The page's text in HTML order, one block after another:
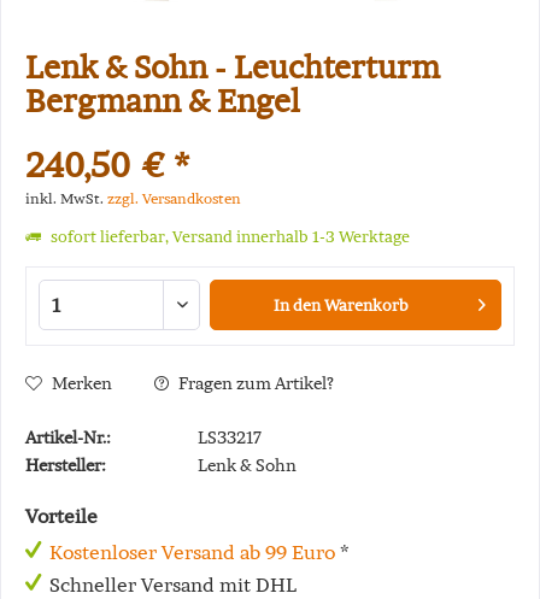
Lenk & Sohn - Leuchterturm
Bergmann & Engel
240,50 € *
inkl. MwSt. zzgl. Versandkosten
sofort lieferbar, Versand innerhalb 1-3 Werktage
In denWarenkorb
Merken Fragen zum Artikel?
Artikel-Nr.:
LS33217
Hersteller:
Lenk & Sohn
Vorteile
Kostenloser Versand ab 99 Euro *
Schneller Versand mit DHL